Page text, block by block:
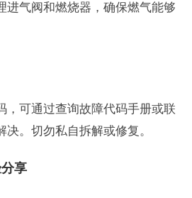
进气阀和燃烧器，确保燃气能够
，可通过查询故障代码手册或联
。切勿私自拆解或修复。
享